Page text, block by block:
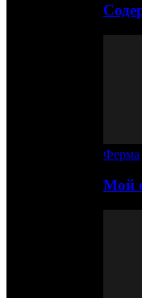
Ферма
Мой